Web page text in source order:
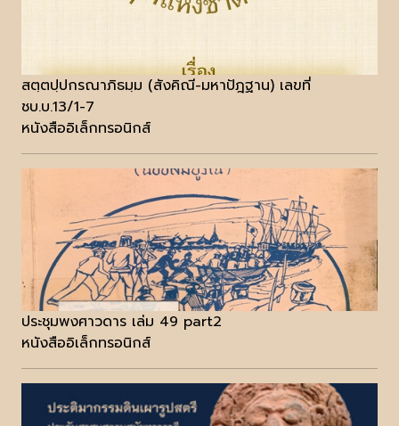
สตฺตปฺปกรณาภิธมฺม (สังคิณี-มหาปัฎฐาน) เลขที่
ชบ.บ.13/1-7
หนังสืออิเล็กทรอนิกส์
ประชุมพงศาวดาร เล่ม 49 part2
หนังสืออิเล็กทรอนิกส์